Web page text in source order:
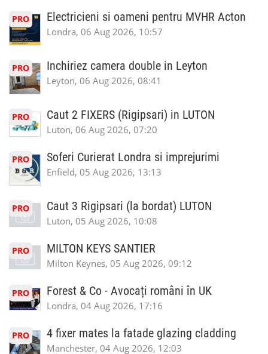
PRO Electricieni si oameni pentru MVHR Acton
Londra, 06 Aug 2026, 10:57
PRO Inchiriez camera double in Leyton
Leyton, 06 Aug 2026, 08:41
PRO Caut 2 FIXERS (Rigipsari) in LUTON
Luton, 06 Aug 2026, 07:20
PRO Soferi Curierat Londra si imprejurimi
Enfield, 05 Aug 2026, 13:13
PRO Caut 3 Rigipsari (la bordat) LUTON
Luton, 05 Aug 2026, 10:08
PRO MILTON KEYS SANTIER
Milton Keynes, 05 Aug 2026, 09:12
PRO Forest & Co - Avocați români în UK
Londra, 04 Aug 2026, 17:16
PRO 4 fixer mates la fatade glazing cladding
Manchester, 04 Aug 2026, 12:03